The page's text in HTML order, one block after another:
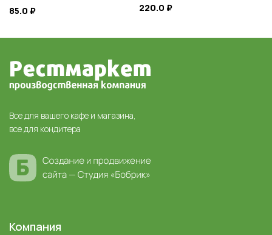
85.0 ₽ 220.0 ₽
Все для вашего кафе и магазина,
все для кондитера
Компания